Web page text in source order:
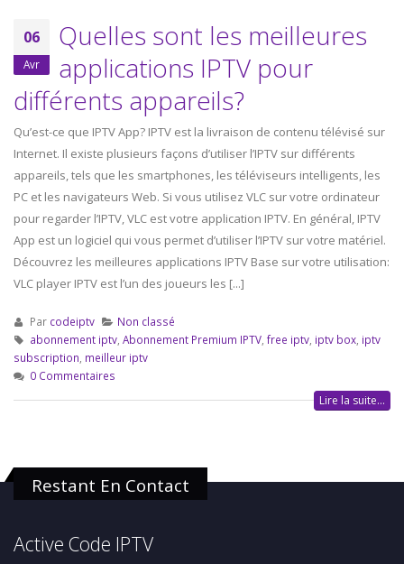
06
Avr
Quelles sont les meilleures
applications IPTV pour
différents appareils?
Qu’est-ce que IPTV App? IPTV est la livraison de contenu télévisé sur
Internet. Il existe plusieurs façons d’utiliser l’IPTV sur différents
appareils, tels que les smartphones, les téléviseurs intelligents, les
PC et les navigateurs Web. Si vous utilisez VLC sur votre ordinateur
pour regarder l’IPTV, VLC est votre application IPTV. En général, IPTV
App est un logiciel qui vous permet d’utiliser l’IPTV sur votre matériel.
Découvrez les meilleures applications IPTV Base sur votre utilisation:
VLC player IPTV est l’un des joueurs les [...]
Par codeiptv
Non classé
abonnement iptv, Abonnement Premium IPTV, free iptv, iptv box, iptv
subscription meilleur iptv
0 Commentaires
Lire la suite...
Restant En Contact
Active Code IPTV